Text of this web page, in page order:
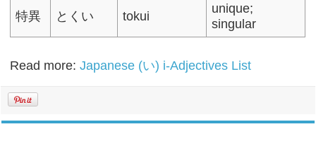
特異 とくい tokui
unique;
singular
Read more:Japanese (い) i-Adjectives List